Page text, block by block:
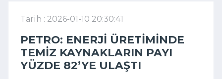
Tarih : 2026-01-10 20:30:41
PETRO: ENERJI ÜRETIMINDE
TEMIZ KAYNAKLARIN PAYI
YÜZDE 82’YE ULAŞTI